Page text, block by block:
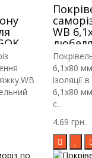
WB
RIF
6,1х80
ізоляції
6,1х80
с..
4.69 грн.